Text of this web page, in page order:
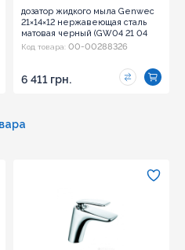
дозатор жидкого мыла Genwec
21×14×12 нержавеющая сталь
матовая черный (GW04 21 04
03)
Код товара: 00-00288326
6 411 грн.